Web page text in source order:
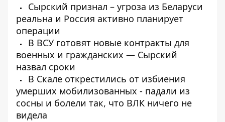
Сырский признал – угроза из Беларуси
реальна и Россия активно планирует
операции
В ВСУ готовят новые контракты для
военных и гражданских — Сырский
назвал сроки
В Скале открестились от избиения
умерших мобилизованных - падали из
сосны и болели так, что ВЛК ничего не
видела